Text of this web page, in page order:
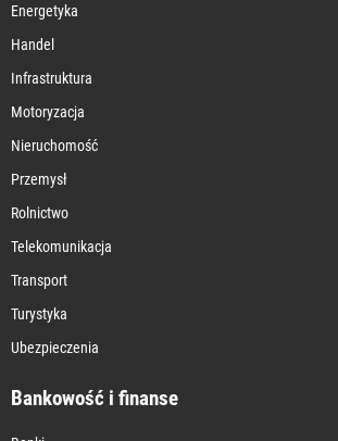
Energetyka
Handel
Infrastruktura
Motoryzacja
Nieruchomość
Przemysł
Rolnictwo
Telekomunikacja
Transport
Turystyka
Ubezpieczenia
Bankowość i finanse